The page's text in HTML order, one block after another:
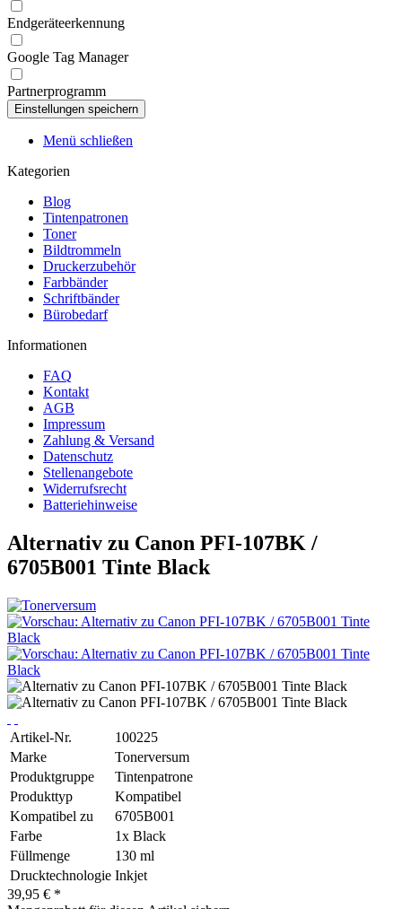
Endgeräteerkennung
Google Tag Manager
Partnerprogramm
Menü schließen
Kategorien
Blog
Tintenpatronen
Toner
Bildtrommeln
Druckerzubehör
Farbbänder
Schriftbänder
Bürobedarf
Informationen
FAQ
Kontakt
AGB
Impressum
Zahlung & Versand
Datenschutz
Stellenangebote
Widerrufsrecht
Batteriehinweise
Alternativ zu Canon PFI-107BK /
6705B001 Tinte Black
Artikel-Nr.
100225
Marke
Tonerversum
Produktgruppe
Tintenpatrone
Produkttyp
Kompatibel
Kompatibel zu
6705B001
Farbe
1x Black
Füllmenge
130 ml
Drucktechnologie Inkjet
39,95 € *